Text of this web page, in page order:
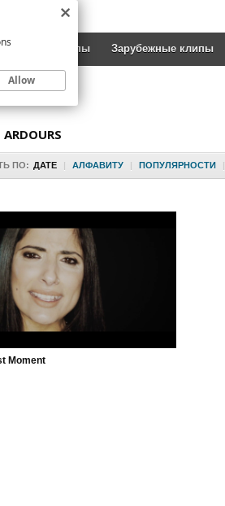
Русские клипы Зарубежные клипы
ARDOURS
ПО: ДАТЕ | АЛФАВИТУ | ПОПУЛЯРНОСТИ |
Moment
Allow